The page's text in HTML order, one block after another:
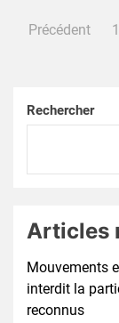
Pagination
Précédent 1
Rechercher
Articles
Mouvements
interdit la
reconnus